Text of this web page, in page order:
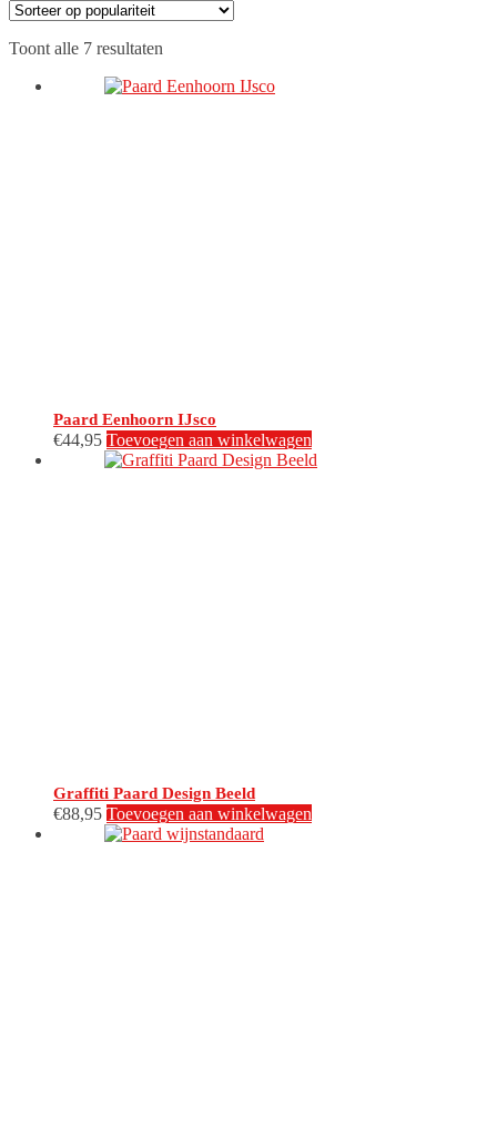
Toont alle 7 resultaten
populariteit
Paard Eenhoorn IJsco
€44,95 Toevoegen aan winkelwagen
Graffiti Paard Design Beeld
€88,95 Toevoegen aan winkelwagen